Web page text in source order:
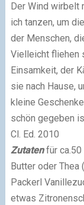
Der Wind wirbelt
ich tanzen, um
der Menschen,
Vielleicht fliehen
Einsamkeit, der
sie nach Hause,
kleine
schön gegeben
Cl. Ed. 2010
Zutaten für ca.50
Butter oder Thea
Packerl
etwas